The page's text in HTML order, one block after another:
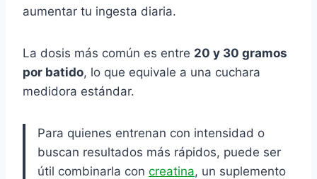
aumentar tu ingesta diaria.
La dosis más común es entre 20 y 30 gramos
por batido, lo que equivale a una cuchara
medidora estándar.
Para quienes entrenan con intensidad o
buscan resultados más rápidos, puede ser
útil combinarla con creatina, un suplemento